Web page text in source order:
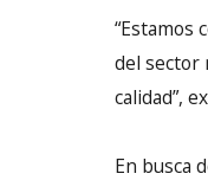
“Estamos
del sector
calidad”,
En busca